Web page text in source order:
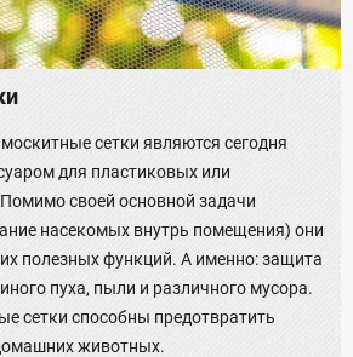
сетки являются сегодня
для пластиковых или
своей основной задачи
насекомых внутрь помещения) они
полезных функций. А именно: защита
пуха, пыли и различного мусора.
сетки способны предотвратить
животных.